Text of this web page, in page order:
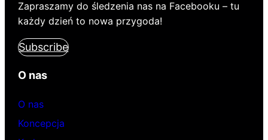
Zapraszamy do śledzenia nas na Facebooku – tu
każdy dzień to nowa przygoda!
Subscribe
O nas
O nas
Koncepcja